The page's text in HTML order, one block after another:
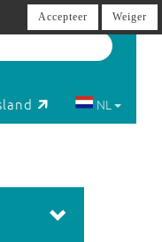
NL
Accepteer Weiger